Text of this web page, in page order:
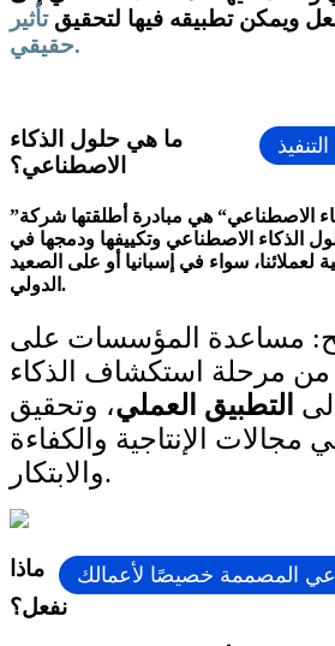
ويمكن تطبيقه فيها لتحقيقتأثير
حقيقي.
ما هي حلول الذكاء
الاصطناعي؟
”حلول الذكاء الاصطناعي“ هي مبادرة أطلقتها شركة HP SCDS
الذكاء الاصطناعي وتكييفها ودمجها في
لعملائنا، سواء في إسبانيا أو على الصعيد
الدولي.
مساعدة المؤسسات على
من مرحلة استكشاف الذكاء
التطبيق العملي، وتحقيق
مجالات الإنتاجية والكفاءة
والابتكار.
المصممة خصيصًا لأعمالك
ماذا
نفعل؟